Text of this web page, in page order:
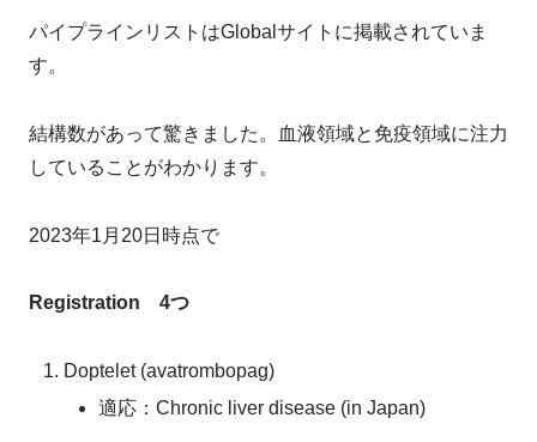
パイプラインリストはGlobalサイトに掲載されていま
す。
結構数があって驚きました。血液領域と免疫領域に注力
していることがわかります。
2023年1月20日時点で
Registration 4つ
Doptelet (avatrombopag)
適応：Chronic liver disease (in Japan)